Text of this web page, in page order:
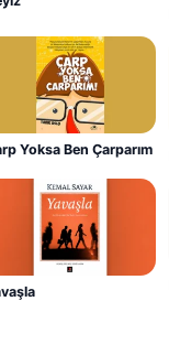
Yoksa Ben Çarparım